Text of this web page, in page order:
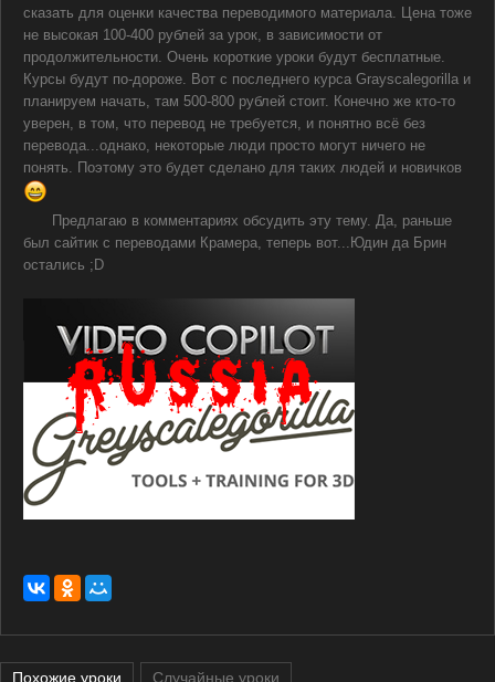
сказать для оценки качества переводимого материала. Цена тоже
не высокая 100-400 рублей за урок, в зависимости от
продолжительности. Очень короткие уроки будут бесплатные.
Курсы будут по-дороже. Вот с последнего курса Grayscalegorilla и
планируем начать, там 500-800 рублей стоит. Конечно же кто-то
уверен, в том, что перевод не требуется, и понятно всё без
перевода...однако, некоторые люди просто могут ничего не
понять. Поэтому это будет сделано для таких людей и новичков
Предлагаю в комментариях обсудить эту тему. Да, раньше
был сайтик с переводами Крамера, теперь вот...Юдин да Брин
остались ;D
Похожие уроки Случайные уроки